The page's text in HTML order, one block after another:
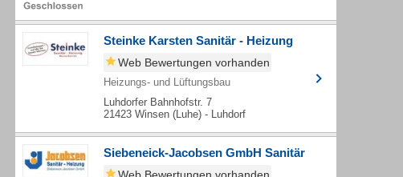
Steinke Karsten Sanitär - Heizung
Web Bewertungen vorhanden
Heizungs- und Lüftungsbau
Luhdorfer Bahnhofstr. 7
21423 Winsen (Luhe) - Luhdorf
Siebeneick-Jacobsen GmbH Sanitär